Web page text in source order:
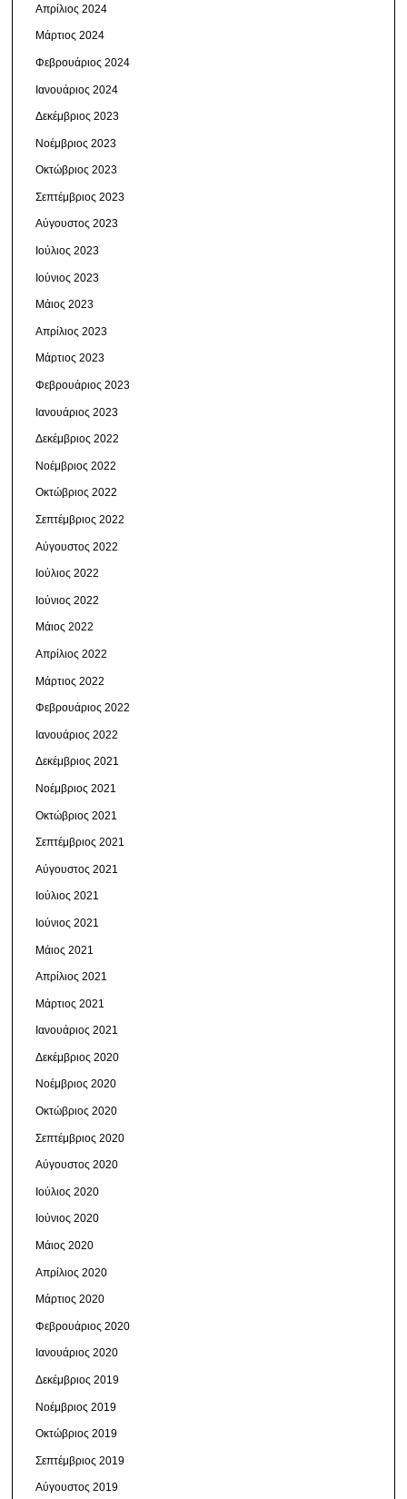
Απρίλιος 2024
Μάρτιος 2024
Φεβρουάριος 2024
Ιανουάριος 2024
Δεκέμβριος 2023
Νοέμβριος 2023
Οκτώβριος 2023
Σεπτέμβριος 2023
Αύγουστος 2023
Ιούλιος 2023
Ιούνιος 2023
Μάιος 2023
Απρίλιος 2023
Μάρτιος 2023
Φεβρουάριος 2023
Ιανουάριος 2023
Δεκέμβριος 2022
Νοέμβριος 2022
Οκτώβριος 2022
Σεπτέμβριος 2022
Αύγουστος 2022
Ιούλιος 2022
Ιούνιος 2022
Μάιος 2022
Απρίλιος 2022
Μάρτιος 2022
Φεβρουάριος 2022
Ιανουάριος 2022
Δεκέμβριος 2021
Νοέμβριος 2021
Οκτώβριος 2021
Σεπτέμβριος 2021
Αύγουστος 2021
Ιούλιος 2021
Ιούνιος 2021
Μάιος 2021
Απρίλιος 2021
Μάρτιος 2021
Ιανουάριος 2021
Δεκέμβριος 2020
Νοέμβριος 2020
Οκτώβριος 2020
Σεπτέμβριος 2020
Αύγουστος 2020
Ιούλιος 2020
Ιούνιος 2020
Μάιος 2020
Απρίλιος 2020
Μάρτιος 2020
Φεβρουάριος 2020
Ιανουάριος 2020
Δεκέμβριος 2019
Νοέμβριος 2019
Οκτώβριος 2019
Σεπτέμβριος 2019
Αύγουστος 2019